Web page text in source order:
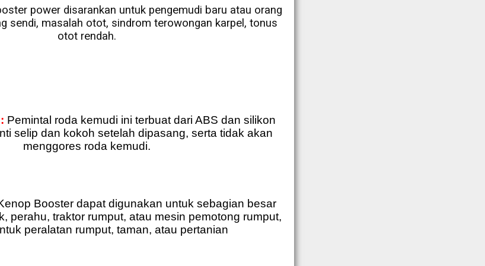
power disarankan untuk pengemudi baru atau orang
sendi, masalah otot, sindrom terowongan karpel, tonus
otot rendah.
Pemintal roda kemudi ini terbuat dari ABS dan silikon
selip dan kokoh setelah dipasang, serta tidak akan
menggores roda kemudi.
Booster dapat digunakan untuk sebagian besar
perahu, traktor rumput, atau mesin pemotong rumput,
peralatan rumput, taman, atau pertanian